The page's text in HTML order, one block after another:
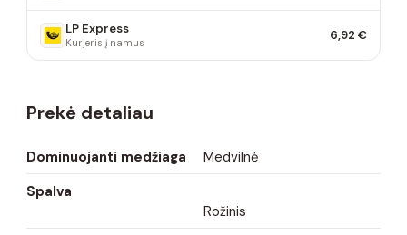
LP Express
Kurjeris į namus 6,92 €
Prekė detaliau
Dominuojanti medžiaga
Medvilnė
Spalva
Rožinis